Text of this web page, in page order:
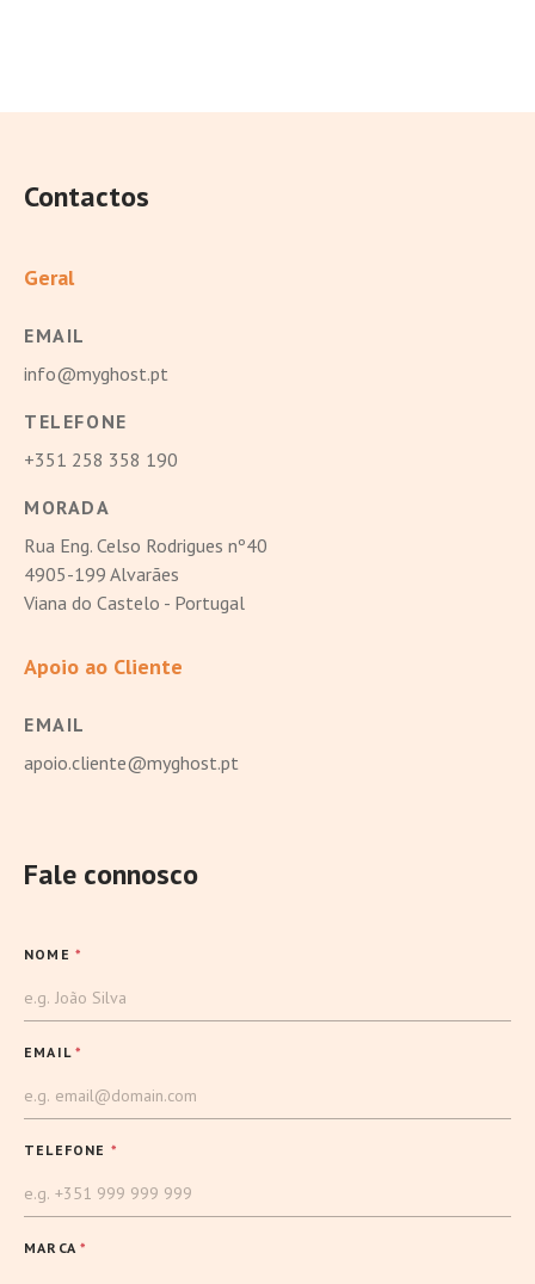
Contactos
Geral
EMAIL
info@myghost.pt
TELEFONE
+351 258 358 190
MORADA
Rua Eng. Celso Rodrigues nº40
4905-199 Alvarães
Viana do Castelo - Portugal
Apoio ao Cliente
EMAIL
apoio.cliente@myghost.pt
Fale connosco
NOME *
EMAIL*
TELEFONE *
MARCA*